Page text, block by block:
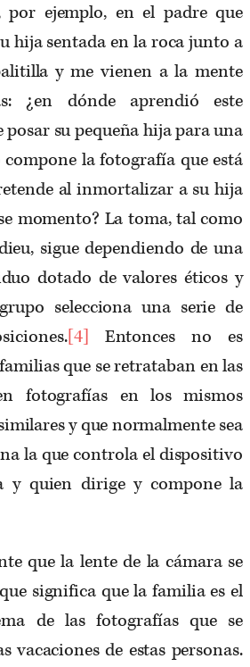
por ejemplo, en el padre que
hija sentada en la roca junto a
y me vienen a la mente
¿en dónde aprendió este
su pequeña hija para una
la fotografía que está
al inmortalizar a su hija
momento? La toma, tal como
sigue dependiendo de una
dotado de valores éticos y
selecciona una serie de
[4] Entonces no es
que se retrataban en las
fotografías en los mismos
y que normalmente sea
la que controla el dispositivo
y quien dirige y compone la
que la lente de la cámara se
significa que la familia es el
de las fotografías que se
vacaciones de estas personas.